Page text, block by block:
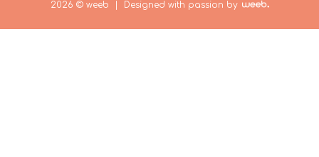
2026 © weeb | Designed with passion by